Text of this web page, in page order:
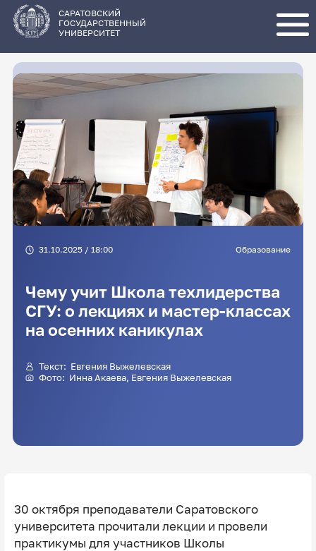
основному
содержанию
САРАТОВСКИЙ
ГОСУДАРСТВЕННЫЙ
УНИВЕРСИТЕТ
31.10.2025 / 18:00 Образование
Чему учит Школа техлидерства
СГУ: о лекциях и мастер-классах
на осенних каникулах
Текст: Евгения Выжелевская
Фото: Инна Акаева, Евгения Выжелевская
30 октября преподаватели Саратовского
университета прочитали лекции и провели
практикумы для участников Школы